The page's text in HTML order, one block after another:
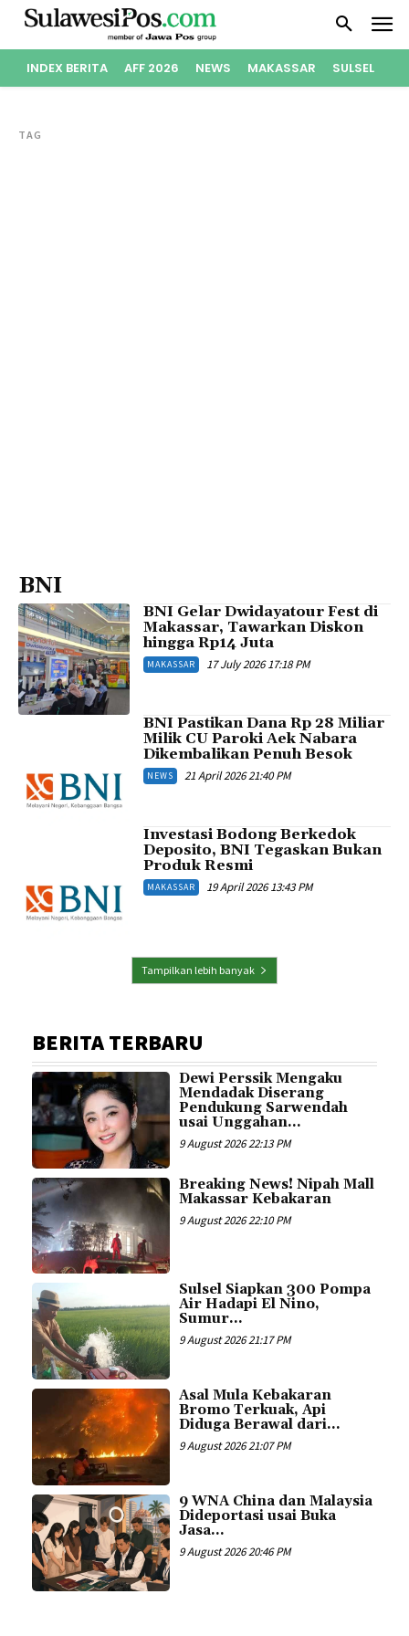
INDEX BERITA AFF 2026 NEWS MAKASSAR SULSEL
TAG
BNI
BNI Gelar Dwidayatour Fest di
Makassar, Tawarkan Diskon
hingga Rp14 Juta
MAKASSAR 17 July 2026 17:18 PM
BNI Pastikan Dana Rp 28 Miliar
Milik CU Paroki Aek Nabara
Dikembalikan Penuh Besok
NEWS 21 April 2026 21:40 PM
Investasi Bodong Berkedok
Deposito, BNI Tegaskan Bukan
Produk Resmi
MAKASSAR 19 April 2026 13:43 PM
Tampilkan lebih banyak
BERITA TERBARU
Dewi Perssik Mengaku
Mendadak Diserang
Pendukung Sarwendah
usai Unggahan...
9 August 2026 22:13 PM
Breaking News! Nipah Mall
Makassar Kebakaran
9 August 2026 22:10 PM
Sulsel Siapkan 300 Pompa
Air Hadapi El Nino,
Sumur...
9 August 2026 21:17 PM
Asal Mula Kebakaran
Bromo Terkuak, Api
Diduga Berawal dari...
9 August 2026 21:07 PM
9 WNA China dan Malaysia
Dideportasi usai Buka
Jasa...
9 August 2026 20:46 PM